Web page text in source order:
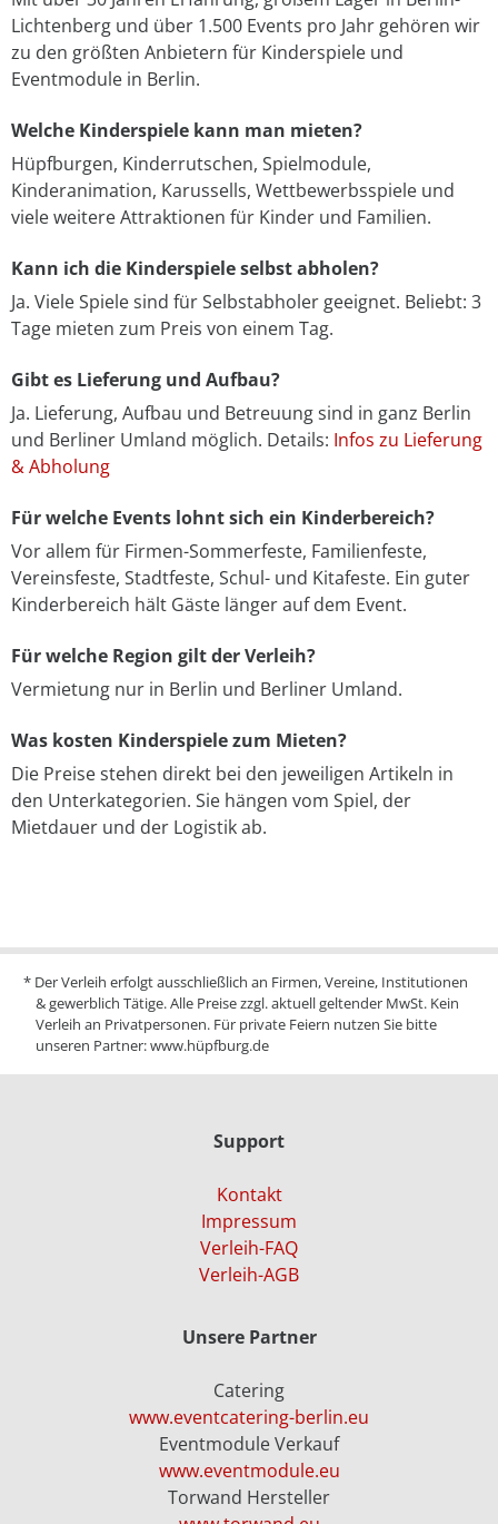
Lichtenberg und über 1.500 Events pro Jahr gehören wir
zu den größten Anbietern für Kinderspiele und
Eventmodule in Berlin.
Welche Kinderspiele kann man mieten?
Hüpfburgen, Kinderrutschen, Spielmodule,
Kinderanimation, Karussells, Wettbewerbsspiele und
viele weitere Attraktionen für Kinder und Familien.
Kann ich die Kinderspiele selbst abholen?
Ja. Viele Spiele sind für Selbstabholer geeignet. Beliebt: 3
Tage mieten zum Preis von einem Tag.
Gibt es Lieferung und Aufbau?
Ja. Lieferung, Aufbau und Betreuung sind in ganz Berlin
und Berliner Umland möglich. Details: Infos zu Lieferung
& Abholung
Für welche Events lohnt sich ein Kinderbereich?
Vor allem für Firmen-Sommerfeste, Familienfeste,
Vereinsfeste, Stadtfeste, Schul- und Kitafeste. Ein guter
Kinderbereich hält Gäste länger auf dem Event.
Für welche Region gilt der Verleih?
Vermietung nur in Berlin und Berliner Umland.
Was kosten Kinderspiele zum Mieten?
Die Preise stehen direkt bei den jeweiligen Artikeln in
den Unterkategorien. Sie hängen vom Spiel, der
Mietdauer und der Logistik ab.
* Der Verleih erfolgt ausschließlich an Firmen, Vereine, Institutionen
& gewerblich Tätige. Alle Preise zzgl. aktuell geltender MwSt. Kein
Verleih an Privatpersonen. Für private Feiern nutzen Sie bitte
unseren Partner:www.hüpfburg.de
Support
Kontakt
Impressum
Verleih-FAQ
Verleih-AGB
Unsere Partner
Catering
www.eventcatering-berlin.eu
Eventmodule Verkauf
www.eventmodule.eu
Torwand Hersteller